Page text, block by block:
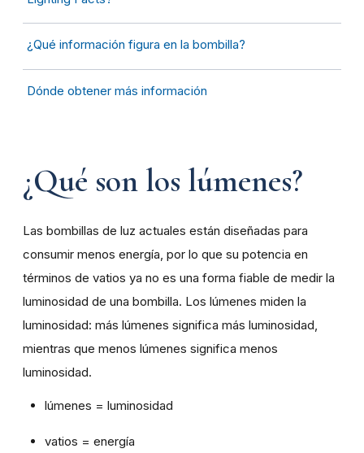
¿Qué información figura en la bombilla?
Dónde obtener más información
¿Qué son los lúmenes?
Las bombillas de luz actuales están diseñadas para
consumir menos energía, por lo que su potencia en
términos de vatios ya no es una forma fiable de medir la
luminosidad de una bombilla. Los lúmenes miden la
luminosidad: más lúmenes significa más luminosidad,
mientras que menos lúmenes significa menos
luminosidad.
lúmenes = luminosidad
vatios = energía